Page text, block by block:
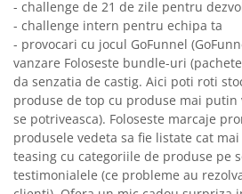
- challenge de 21 de zile pentru
- challenge intern pentru echipa ta
- provocari cu jocul GoFunnel
vanzare Foloseste bundle-uri
da senzatia de castig. Aici poti roti
produse de top cu produse mai putin
se potriveasca). Foloseste marcaje
produsele vedeta sa fie listate cat
teasing cu categoriile de produse pe
testimonialele (ce probleme au